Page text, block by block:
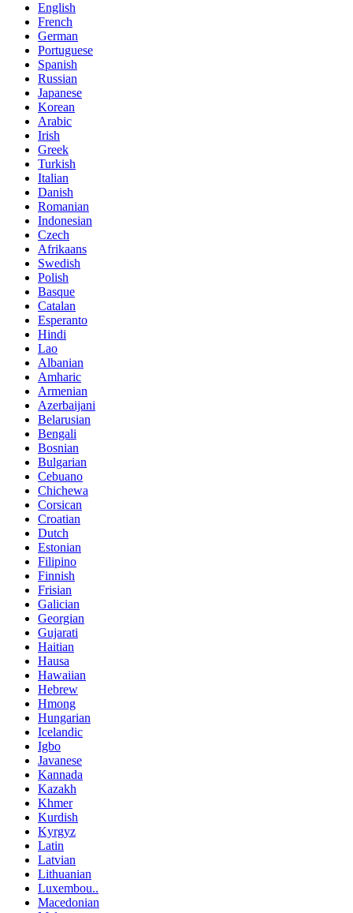
English
French
German
Portuguese
Spanish
Russian
Japanese
Korean
Arabic
Irish
Greek
Turkish
Italian
Danish
Romanian
Indonesian
Czech
Afrikaans
Swedish
Polish
Basque
Catalan
Esperanto
Hindi
Lao
Albanian
Amharic
Armenian
Azerbaijani
Belarusian
Bengali
Bosnian
Bulgarian
Cebuano
Chichewa
Corsican
Croatian
Dutch
Estonian
Filipino
Finnish
Frisian
Galician
Georgian
Gujarati
Haitian
Hausa
Hawaiian
Hebrew
Hmong
Hungarian
Icelandic
Igbo
Javanese
Kannada
Kazakh
Khmer
Kurdish
Kyrgyz
Latin
Latvian
Lithuanian
Luxembou..
Macedonian